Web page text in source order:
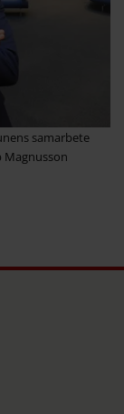
samarbete
Magnusson